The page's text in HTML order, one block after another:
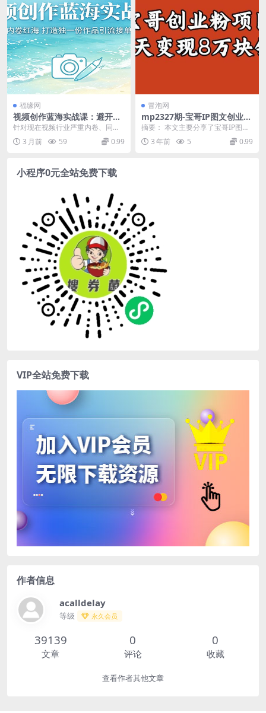
福缘网
视频创作蓝海实战课：避开内
卷红海，打造独一份作品引流
针对现在视频行业严重内卷、同质
化严重、难涨粉难接单的现状，这
套蓝海实战课专门教避...
3 月前 59 0.99
冒泡网
mp2327期-宝哥IP图文创业粉
引流项目实战分享：单个账号
3天涨粉1万，变现8万块钱
（图文教程）【揭秘】(揭秘宝
摘要： 本文主要分享了宝哥IP图文
创业粉引流项目的实战经验。该项
目是一个适合小白...
3 年前 5 0.99
小程序0元全站免费下载
VIP全站免费下载
作者信息
acalldelay
等级 永久会员
39139
文章
0
评论
0
收藏
查看作者其他文章